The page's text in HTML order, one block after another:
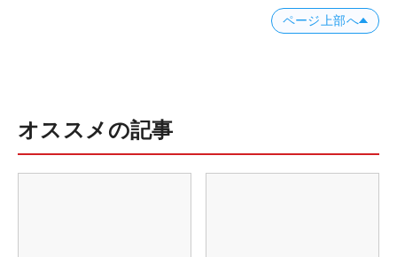
ページ上部へ
オススメの記事